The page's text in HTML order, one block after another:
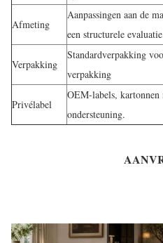
Afmeting
Aanpassingen aan de
een structurele
Verpakking
Standardverpakking
verpakking
Privélabel
OEM-labels, kartonnen
ondersteuning.